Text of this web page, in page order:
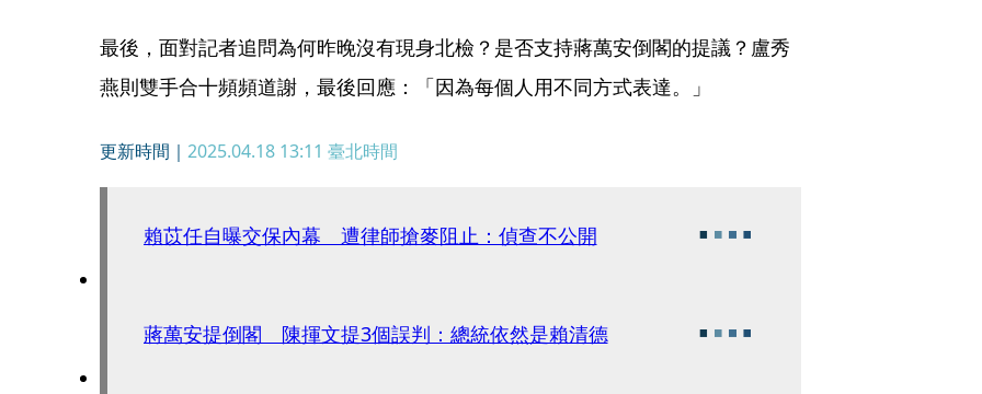
最後，面對記者追問為何昨晚沒有現身北檢？是否支持蔣萬安倒閣的提議？盧秀
燕則雙手合十頻頻道謝，最後回應：「因為每個人用不同方式表達。」
更新時間｜ 2025.04.18 13:11 臺北時間
賴苡任自曝交保內幕 遭律師搶麥阻止：偵查不公開
蔣萬安提倒閣 陳揮文提3個誤判：總統依然是賴清德